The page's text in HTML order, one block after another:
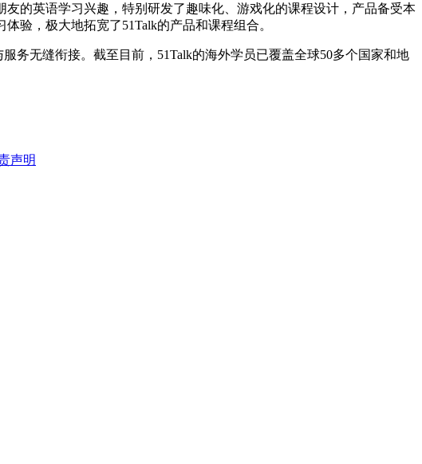
的英语学习兴趣，特别研发了趣味化、游戏化的课程设计，产品备受本
验，极大地拓宽了51Talk的产品和课程组合。
务无缝衔接。截至目前，51Talk的海外学员已覆盖全球50多个国家和地
声明